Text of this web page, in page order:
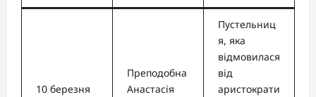
10 березня
Преподобна
Анастасія
Пустельниц
я, яка
відмовилася
від
аристократи